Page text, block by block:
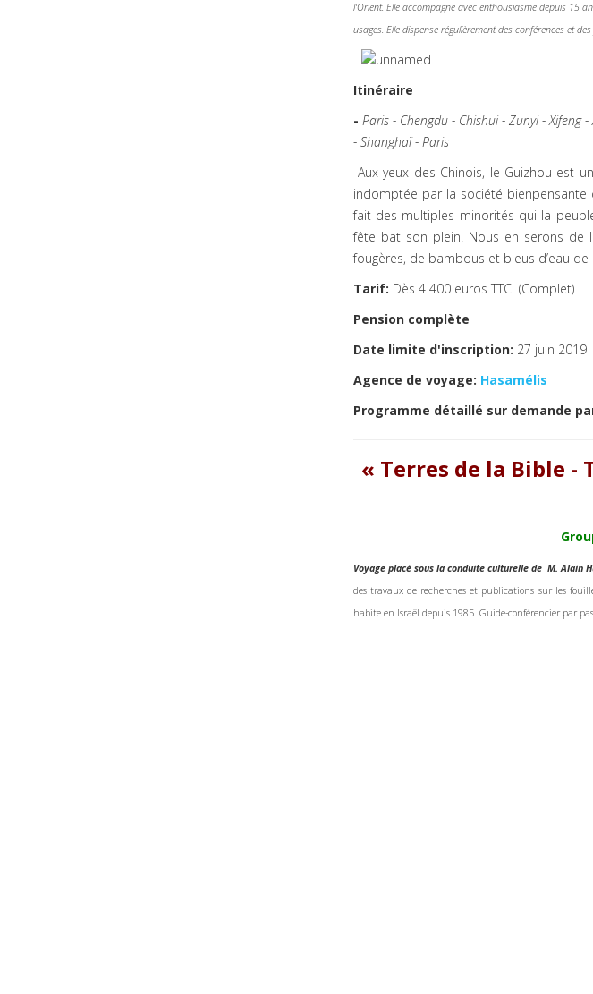
l'Orient. Elle accompagne avec enthousiasme depuis 15
usages. Elle dispense régulièrement des conférences et
Itinéraire
- Paris - Chengdu - Chishui - Zunyi- Xifeng -
- Shanghaï- Paris
Aux yeux des Chinois, le Guizhou est
indomptée par la société bienpensante
fait des multiples minorités qui la
fête bat son plein. Nous en serons de
fougères, de bambous et bleus d’eau
Tarif: Dès 4 400 euros TTC (Complet)
Pension complète
Date limite d'inscription: 27 juin 2019
Agence de voyage: Hasamélis
Programme détaillé sur demande
« Terres de la Bible -
Voyage placé sous la conduite culturelle de M. Alain
des travaux de recherches et publications sur les
habite en Israël depuis 1985. Guide-conférencier par